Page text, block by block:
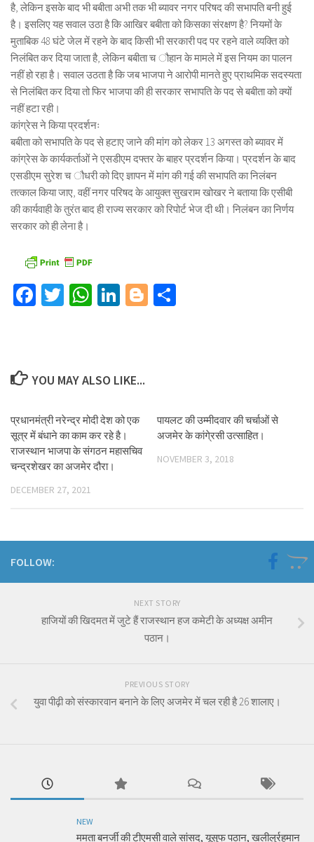
है, लेकिन इसके बाद भी बबीता अभी तक भी ब्यावर नगर परिषद की सभापति बनी हुई
है। इसलिए यह सवाल उठा है कि आखिर बबीता को किसका संरक्षण है? नियमों के
मुताबिक 48 घंटे जेल में रहने के बाद किसी भी सरकारी पद पर रहने वाले व्यक्ति को
निलंबित कर दिया जाता है, लेकिन बबीता च ौहान के मामले में इस नियम का पालन
नहीं हो रहा है। सवाल उठता है कि जब भाजपा ने आरोपी मानते हुए प्राथमिक सदस्यता
से निलंबित कर दिया तो फिर भाजपा की ही सरकार सभापति के पद से बबीता को क्यों
नहीं हटा रही।
कांग्रेस ने किया प्रदर्शनः
बबीता को सभापति के पद से हटाए जाने की मांग को लेकर 13 अगस्त को ब्यावर में
कांग्रेस के कार्यकर्ताओं ने एसडीएम दफ्तर के बाहर प्रदर्शन किया। प्रदर्शन के बाद
एसडीएम सुरेश च ौधरी को दिए ज्ञापन में मांग की गई की सभापति का निलंबन
तत्काल किया जाए, वहीं नगर परिषद के आयुक्त सुखराम खोखर ने बताया कि एसीबी
की कार्यवाही के तुरंत बाद ही राज्य सरकार को रिपोर्ट भेज दी थी। निलंबन का निर्णय
सरकार को ही लेना है।
Facebook
TwitterWhatsApp
LinkedIn
Blogger
YOU MAY ALSO LIKE...
प्रधानमंत्री नरेन्द्र मोदी देश को एक
सूत्र में बंधाने का काम कर रहे है।
राजस्थान भाजपा के संगठन महासचिव
चन्द्रशेखर का अजमेर दौरा।
DECEMBER 27, 2021
पायलट की उम्मीदवार की चर्चाओं से
अजमेर के कांगे्रसी उत्साहित।
NOVEMBER 3, 2018
FOLLOW:
NEXT STORY
हाजियों की खिदमत में जुटे हैं राजस्थान हज कमेटी के अध्यक्ष अमीन
पठान।
PREVIOUS STORY
युवा पीढ़ी को संस्कारवान बनाने के लिए अजमेर में चल रही है 26 शालाए।
NEW
ममता बनर्जी की टीएमसी वाले सांसद, यूसुफ पठान, खलीलुर्रहमान